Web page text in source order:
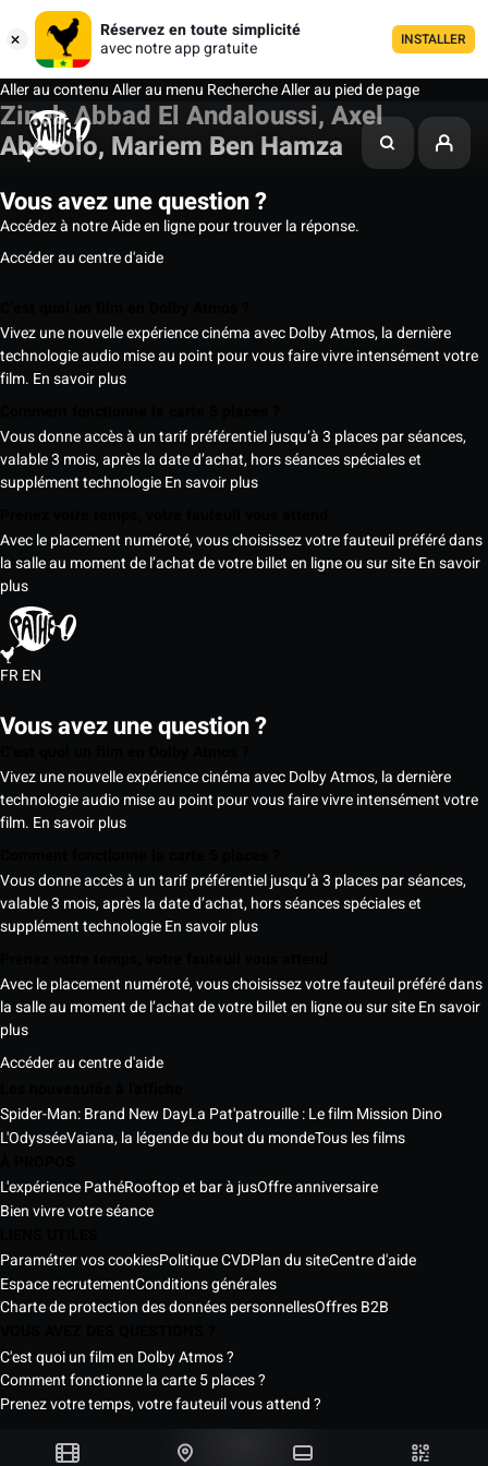
Réservez en toute simplicité
avec notre app gratuite
INSTALLER
Aller au contenuAller au menu RechercheAller au pied de page
Zineb Abbad El Andaloussi, Axel
Abesolo, Mariem Ben Hamza
Vous avez une question ?
Accédez à notre Aide en ligne pour trouver la réponse.
Accéder au centre d'aide
Vivez une nouvelle expérience cinéma avec Dolby Atmos, la dernière
technologie audio mise au point pour vous faire vivre intensément votre
film. En savoir plus
Vous donne accès à un tarif préférentiel jusqu’à 3 places par séances,
valable 3 mois, après la date d’achat, hors séances spéciales et
supplément technologieEn savoir plus
Avec le placement numéroté, vous choisissez votre fauteuil préféré dans
la salle au moment de l’achat de votre billet en ligne ou sur siteEn savoir
plus
FREN
Vous avez une question ?
Vivez une nouvelle expérience cinéma avec Dolby Atmos, la dernière
technologie audio mise au point pour vous faire vivre intensément votre
film. En savoir plus
Vous donne accès à un tarif préférentiel jusqu’à 3 places par séances,
valable 3 mois, après la date d’achat, hors séances spéciales et
supplément technologieEn savoir plus
Avec le placement numéroté, vous choisissez votre fauteuil préféré dans
la salle au moment de l’achat de votre billet en ligne ou sur siteEn savoir
plus
Accéder au centre d'aide
Spider-Man: Brand New DayLa Pat'patrouille : Le film Mission Dino
L'OdysséeVaiana, la légende du bout du mondeTous les films
L'expérience PathéRooftop et bar à jusOffre anniversaire
Bien vivre votre séance
Paramétrer vos cookiesPolitique CVDPlan du siteCentre d'aide
Espace recrutementConditions générales
Charte de protection des données personnellesOffres B2B
C'est quoi un film en Dolby Atmos ?
Comment fonctionne la carte 5 places ?
Prenez votre temps, votre fauteuil vous attend ?
Les Cinémas Pathé Sénégal © 2026